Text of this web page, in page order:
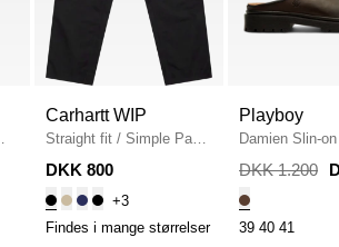
Carhartt WIP
Straight fit / Simple Pant
I020075 / BLACK
DKK 800
+3
Findes i mange størrelser
Playboy
Damien Slin-on
DKK 1.200
39 40 41